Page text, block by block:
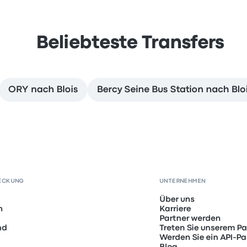
Beliebteste Transfers
ORY nach Blois Bercy Seine Bus Station nach
UNTERNEHMEN
Über uns
Karriere
Partner werden
Treten Sie unserem
Werden Sie ein API-